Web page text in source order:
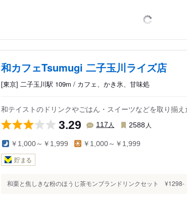
和カフェTsumugi 二子玉川ライズ店
[東京] 二子玉川駅 109m / カフェ、かき氷、甘味処
和テイストのドリンクやごはん・スイーツなどを取り揃え
3.29 117 人 2588 人
￥1,000～￥1,999 ￥1,000～￥1,999
貯まる
和栗と焦しきな粉のほうじ茶モンブランドリンクセット ¥1298-